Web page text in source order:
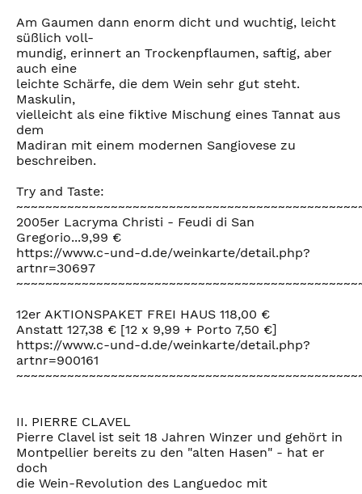
Am Gaumen dann enorm dicht und wuchtig, leicht
süßlich voll-
mundig, erinnert an Trockenpflaumen, saftig, aber
auch eine
leichte Schärfe, die dem Wein sehr gut steht.
Maskulin,
vielleicht als eine fiktive Mischung eines Tannat aus
dem
Madiran mit einem modernen Sangiovese zu
beschreiben.
Try and Taste:
2005er Lacryma Christi - Feudi di San
Gregorio...9,99 €
https://www.c-und-d.de/weinkarte/detail.php?
artnr=30697
12er AKTIONSPAKET FREI HAUS 118,00 €
Anstatt 127,38 € [12 x 9,99 + Porto 7,50 €]
https://www.c-und-d.de/weinkarte/detail.php?
artnr=900161
II. PIERRE CLAVEL
Pierre Clavel ist seit 18 Jahren Winzer und gehört in
Montpellier bereits zu den "alten Hasen" - hat er
doch
die Wein-Revolution des Languedoc mit